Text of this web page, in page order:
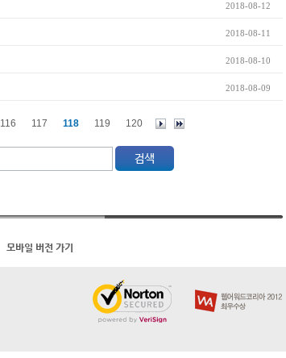
2018-08-12
2018-08-11
2018-08-10
2018-08-09
116 117 118 119 120
모바일 버전 가기